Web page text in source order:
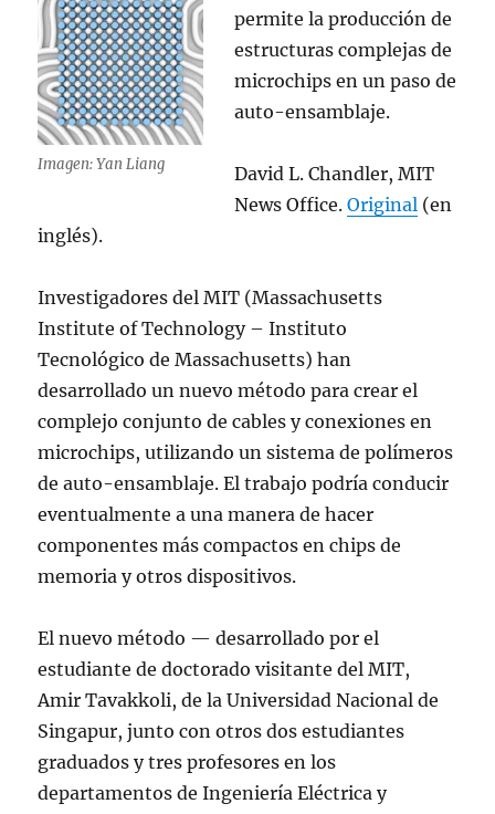
Imagen: Yan Liang
permite la producción de
estructuras complejas de
microchips en un paso de
auto-ensamblaje.
David L. Chandler, MIT
News Office.Original (en
inglés).
Investigadores del MIT (Massachusetts
Institute of Technology – Instituto
Tecnológico de Massachusetts) han
desarrollado un nuevo método para crear el
complejo conjunto de cables y conexiones en
microchips, utilizando un sistema de polímeros
de auto-ensamblaje. El trabajo podría conducir
eventualmente a una manera de hacer
componentes más compactos en chips de
memoria y otros dispositivos.
El nuevo método — desarrollado por el
estudiante de doctorado visitante del MIT,
Amir Tavakkoli, de la Universidad Nacional de
Singapur, junto con otros dos estudiantes
graduados y tres profesores en los
departamentos de Ingeniería Eléctrica y